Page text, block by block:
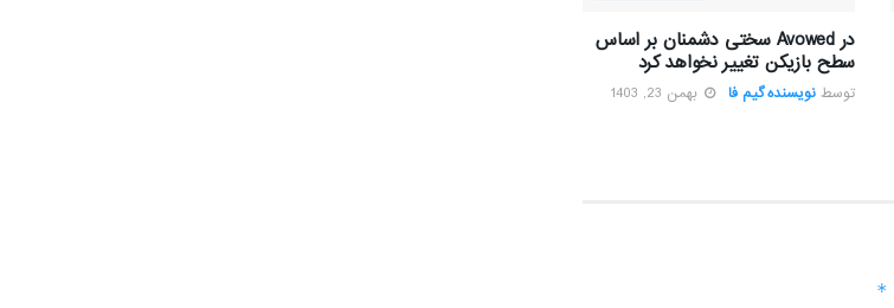
در Avowed سختی دشمنان بر اساس
سطح بازیکن تغییر نخواهد کرد
توسط نویسنده گیم فا بهمن 23, 1403
*